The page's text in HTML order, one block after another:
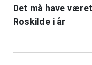
Det må have
Roskilde i år